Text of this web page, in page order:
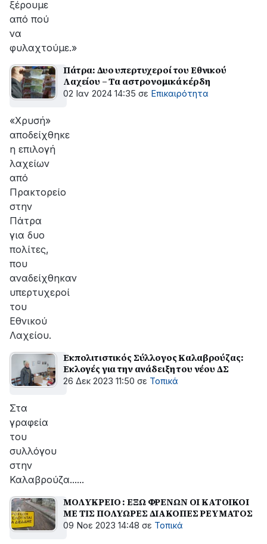
ξέρουμε
από πού
να
φυλαχτούμε.»
Πάτρα: Δυο υπερτυχεροί του Εθνικού
Λαχείου – Τα αστρονομικά κέρδη
02 Ιαν 2024 14:35 σε Επικαιρότητα
«Χρυσή»
αποδείχθηκε
η επιλογή
λαχείων
από
Πρακτορείο
στην
Πάτρα
για δυο
πολίτες,
που
αναδείχθηκαν
υπερτυχεροί
του
Εθνικού
Λαχείου.
Εκπολιτιστικός Σύλλογος Καλαβρούζας:
Εκλογές για την ανάδειξη του νέου ΔΣ
26 Δεκ 2023 11:50 σε Τοπικά
Στα
γραφεία
του
συλλόγου
στην
Καλαβρούζα......
ΜΟΛΥΚΡΕΙΟ : ΕΞΩ ΦΡΕΝΩΝ ΟΙ ΚΑΤΟΙΚΟΙ
ΜΕ ΤΙΣ ΠΟΛΥΩΡΕΣ ΔΙΑΚΟΠΕΣ ΡΕΥΜΑΤΟΣ
09 Νοε 2023 14:48 σε Τοπικά